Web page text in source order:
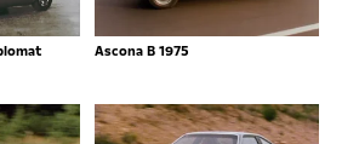
Ascona B 1975